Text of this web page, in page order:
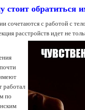
стоит обратиться
сочетаются с работой с
расстройств идет не
работал
по